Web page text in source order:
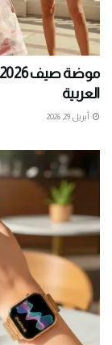
العربية
أبريل 29, 2026